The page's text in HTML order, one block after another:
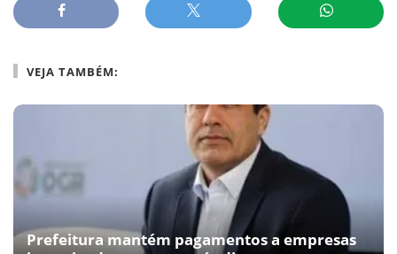
VEJA TAMBÉM:
Prefeitura mantém pagamentos a empresas